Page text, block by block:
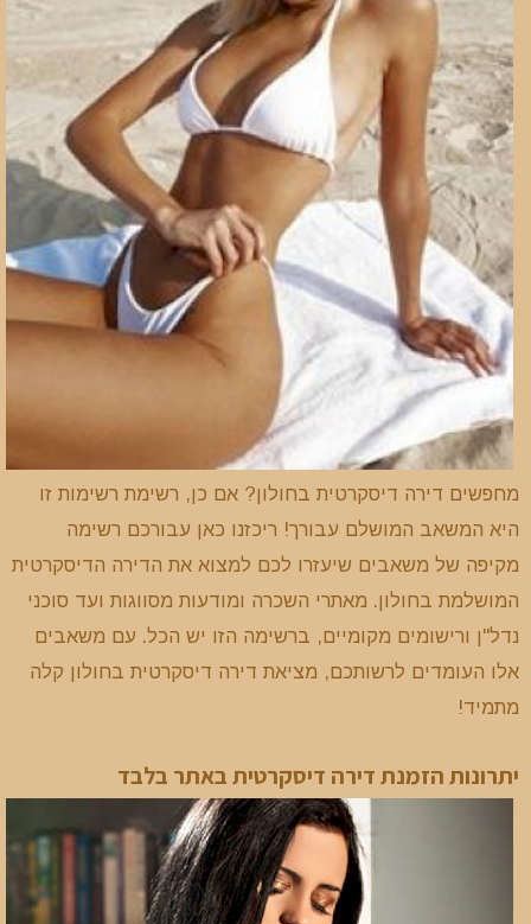
מחפשים דירה דיסקרטית בחולון? אם כן, רשימת רשימות זו
היא המשאב המושלם עבורך! ריכזנו כאן עבורכם רשימה
מקיפה של משאבים שיעזרו לכם למצוא את הדירה הדיסקרטית
המושלמת בחולון. מאתרי השכרה ומודעות מסווגות ועד סוכני
נדל"ן ורישומים מקומיים, ברשימה הזו יש הכל. עם משאבים
אלו העומדים לרשותכם, מציאת דירה דיסקרטית בחולון קלה
מתמיד!
יתרונות הזמנת דירה דיסקרטית באתר בלבד